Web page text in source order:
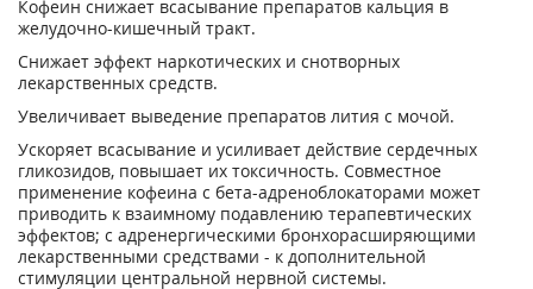
Кофеин снижает всасывание препаратов кальция в
желудочно-кишечный тракт.
Снижает эффект наркотических и снотворных
лекарственных средств.
Увеличивает выведение препаратов лития с мочой.
Ускоряет всасывание и усиливает действие сердечных
гликозидов, повышает их токсичность. Совместное
применение кофеина с бета-адреноблокаторами может
приводить к взаимному подавлению терапевтических
эффектов; с адренергическими бронхорасширяющими
лекарственными средствами - к дополнительной
стимуляции центральной нервной системы.